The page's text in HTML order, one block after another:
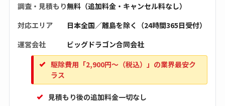
調査・見積もり無料（追加料金・キャンセル料なし）
対応エリア
日本全国／離島を除く（24時間365日受付）
運営会社
ビッグドラゴン合同会社
駆除費用「2,900円〜（税込）」の業界最安ク
ラス
見積もり後の追加料金一切なし